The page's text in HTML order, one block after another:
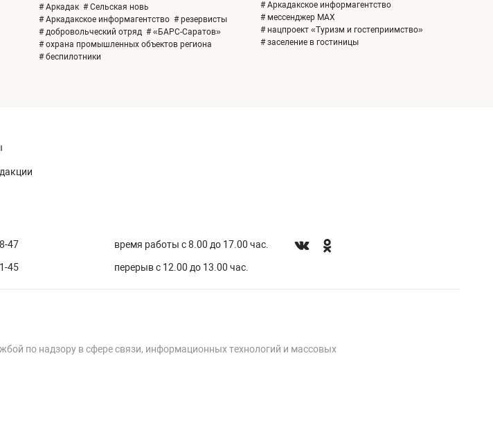
# Аркадак # Сельская новь
# Аркадакское информагентство # резервисты
# добровольческий отряд # «БАРС-Саратов»
# охрана промышленных объектов региона
# беспилотники
# Аркадакское информагентство
# мессенджер MAX
# нацпроект «Туризм и гостеприимство»
# заселение в гостиницы
47
45
время работы с 8.00 до 17.00 час.
перерыв с 12.00 до 13.00 час.
по надзору в сфере связи, информационных технологий и массовых